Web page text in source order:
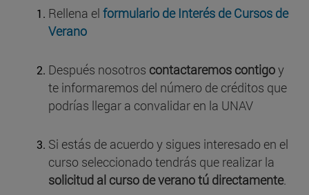
Rellena el formulario de Interés de Cursos de
Verano
Después nosotros contactaremos contigoy
te informaremos del número de créditos que
podrías llegar a convalidar en la UNAV
Si estás de acuerdo y sigues interesado en el
curso seleccionado tendrás que realizar la
solicitud al curso de verano tú directamente.